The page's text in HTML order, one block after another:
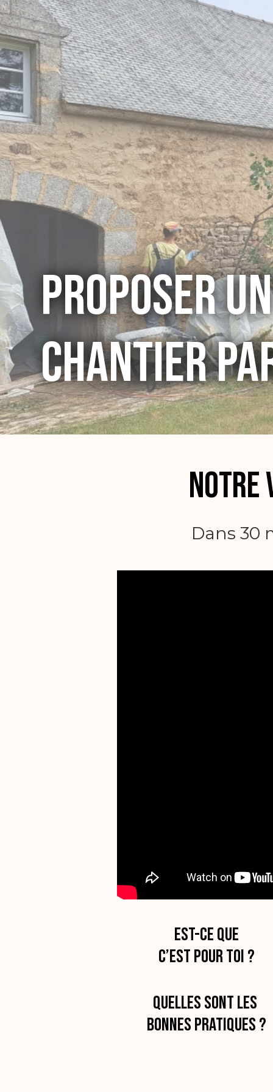
Proposer un
chantier
Notre
Dans 30
Est-ce que
c’est pour toi ?
Quelles sont les
bonnes pratiques ?